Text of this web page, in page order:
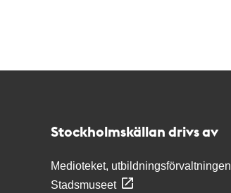
Stockholmskällan drivs av
Medioteket, utbildningsförvaltningen
Stadsmuseet